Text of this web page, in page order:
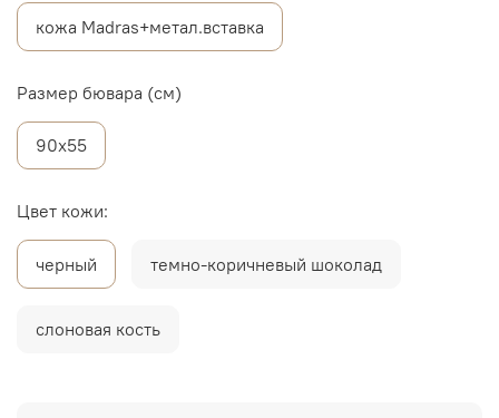
кожа Madras+метал.вставка
Размер бювара (см)
90х55
Цвет кожи:
черный темно-коричневый шоколад
слоновая кость